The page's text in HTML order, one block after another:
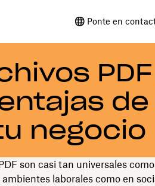
Ponte en
negocio
son casi tan universales
laborales como en